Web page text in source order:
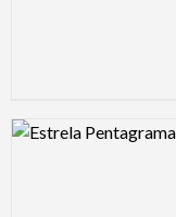
Logo Preview Image